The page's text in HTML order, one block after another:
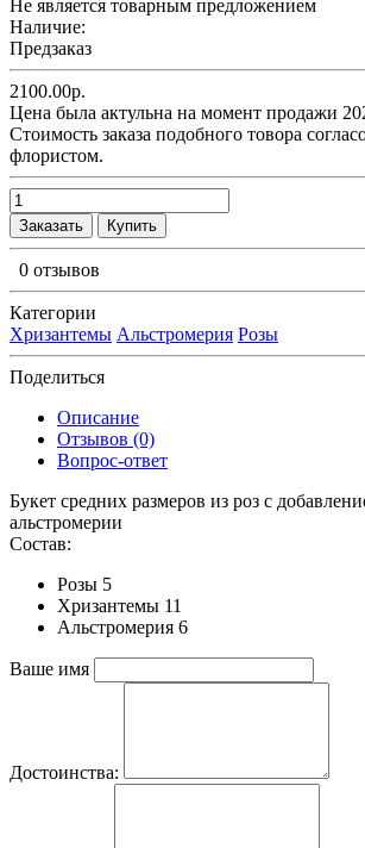
Не является товарным предложением
Наличие:
Предзаказ
2100.00р.
Цена была актульна на момент продажи
Cтоимость заказа подобного товора
флористом.
Заказать Купить
0 отзывов
Категории
Хризантемы Альстромерия Розы
Поделиться
Описание
Отзывов (0)
Вопрос-ответ
Букет средних размеров из роз c
альстромерии
Состав:
Розы 5
Хризантемы 11
Альстромерия 6
Ваше имя
Достоинства: